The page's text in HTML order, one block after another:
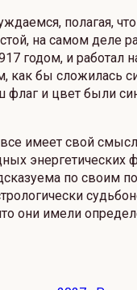
полагая, что
на самом деле
годом, и работал
как бы сложилась
флаг и цвет были
имеет свой
энергетических
по своим
они имели